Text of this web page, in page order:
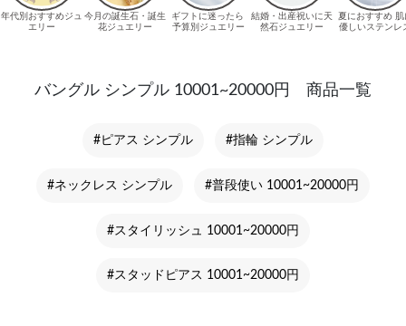
バングル シンプル 10001~20000円 商品一覧
#ピアス シンプル #指輪 シンプル
#ネックレス シンプル #普段使い 10001~20000円
#スタイリッシュ 10001~20000円
#スタッドピアス 10001~20000円